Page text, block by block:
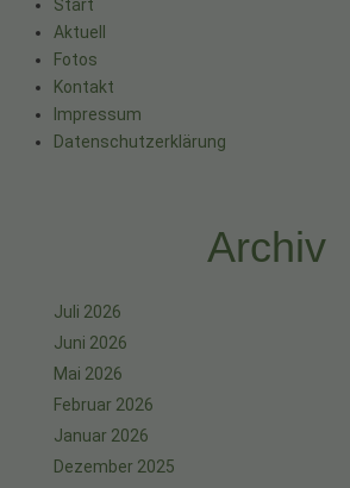
Start
Aktuell
Fotos
Kontakt
Impressum
Datenschutzerklärung
Archiv
Juli 2026
Juni 2026
Mai 2026
Februar 2026
Januar 2026
Dezember 2025